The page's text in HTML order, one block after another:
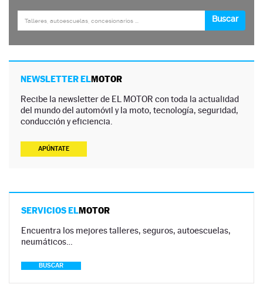
NEWSLETTER ELMOTOR
Recibe la newsletter de EL MOTOR con toda la actualidad
del mundo del automóvil y la moto, tecnología, seguridad,
conducción y eficiencia.
APÚNTATE
SERVICIOS ELMOTOR
Encuentra los mejores talleres, seguros, autoescuelas,
neumáticos…
BUSCAR